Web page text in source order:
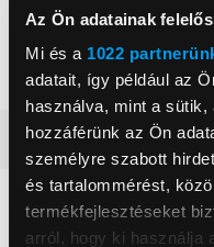
Az Ön adatainak
Mi és a 1022
adatait, így például az
használva, mint a
hozzáférünk az Ön
személyre szabott
és tartalommérést,
termékfejlesztéseket
arról, hogy ki használja
Woox
, ,
Részletes ismertető